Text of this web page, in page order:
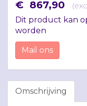
€ 867,90 (
Dit product kan
worden
Mail ons
Omschrijving